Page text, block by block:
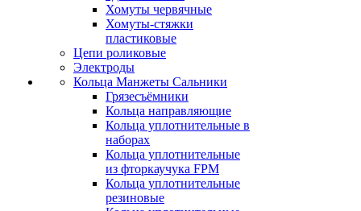
Хомуты червячные
Хомуты-стяжки
пластиковые
Цепи роликовые
Электроды
Кольца Манжеты Сальники
Грязесъёмники
Кольца направляющие
Кольца уплотнительные в
наборах
Кольца уплотнительные
из фторкаучука FPM
Кольца уплотнительные
резиновые